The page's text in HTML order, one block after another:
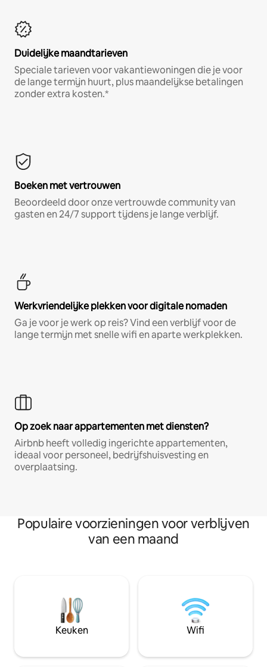
Duidelijke maandtarieven
Speciale tarieven voor vakantiewoningen die je voor
de lange termijn huurt, plus maandelijkse betalingen
zonder extra kosten.*
Boeken met vertrouwen
Beoordeeld door onze vertrouwde community van
gasten en 24/7 support tijdens je lange verblijf.
Werkvriendelijke plekken voor digitale nomaden
Ga je voor je werk op reis? Vind een verblijf voor de
lange termijn met snelle wifi en aparte werkplekken.
Op zoek naar appartementen met diensten?
Airbnb heeft volledig ingerichte appartementen,
ideaal voor personeel, bedrijfshuisvesting en
overplaatsing.
Populaire voorzieningen voor verblijven
van een maand
Keuken Wifi